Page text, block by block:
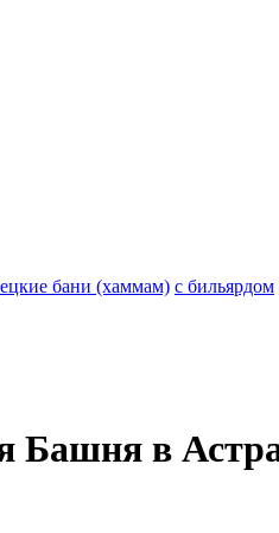
бани (хаммам) с бильярдом
Башня в